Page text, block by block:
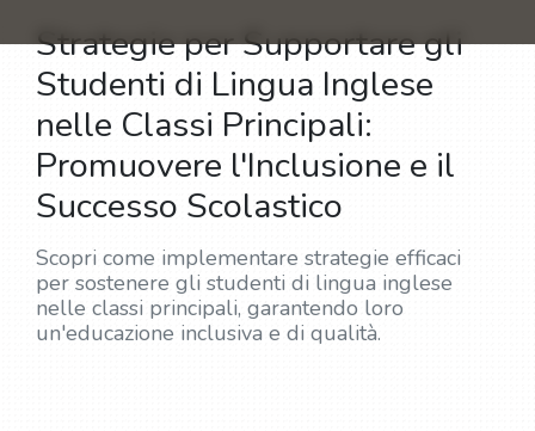
Strategie per Supportare gli
Studenti di Lingua Inglese
nelle Classi Principali:
Promuovere l'Inclusione e il
Successo Scolastico
Scopri come implementare strategie efficaci
per sostenere gli studenti di lingua inglese
nelle classi principali, garantendo loro
un'educazione inclusiva e di qualità.